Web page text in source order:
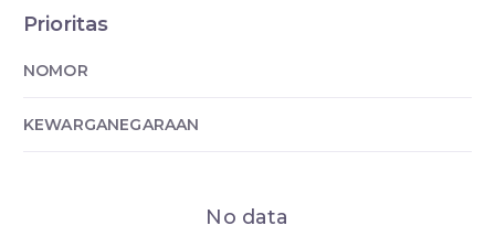
Prioritas
NOMOR
KEWARGANEGARAAN
No data